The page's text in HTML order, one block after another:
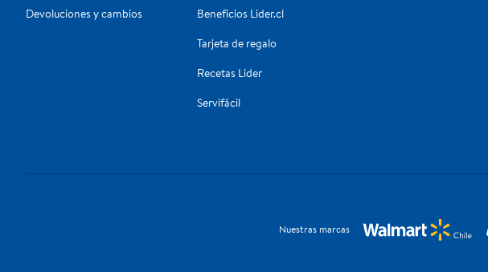
Devoluciones y cambios
Beneficios Lider.cl
Tarjeta de regalo
Recetas Lider
Servifácil
Nuestras marcas